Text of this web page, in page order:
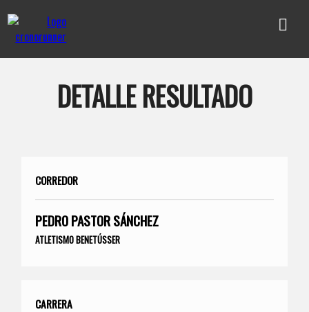
DETALLE RESULTADO
CORREDOR
PEDRO PASTOR SÁNCHEZ
ATLETISMO BENETÚSSER
CARRERA